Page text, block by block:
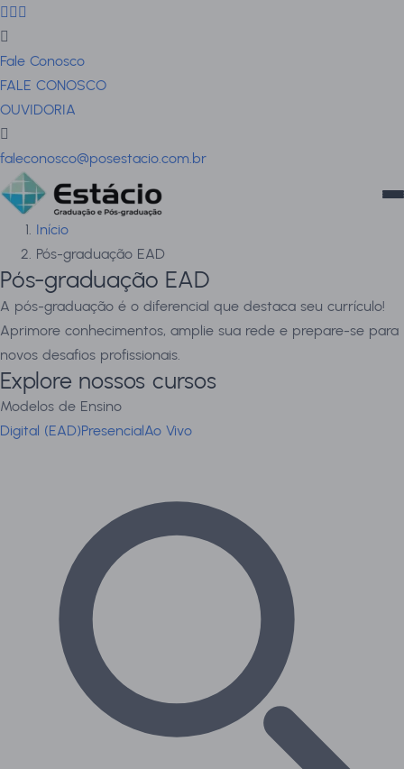
Fale Conosco
FALE CONOSCO
OUVIDORIA
faleconosco@posestacio.com.br
Início
Pós-graduação EAD
Pós-graduação EAD
A pós-graduação é o diferencial que destaca seu currículo!
Aprimore conhecimentos, amplie sua rede e prepare-se para
novos desafios profissionais.
Explore nossos cursos
Modelos de Ensino
Digital (EAD)PresencialAo Vivo